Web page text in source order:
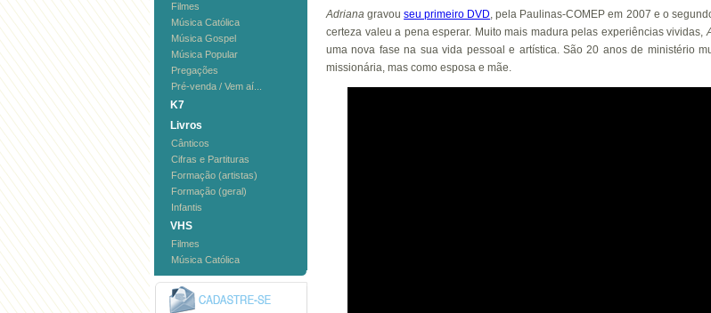
Filmes
Música Católica
Música Gospel
Música Popular
Pregações
Pré-venda / Vem aí...
K7
Livros
Cânticos
Cifras e Partituras
Formação (artistas)
Formação (geral)
Infantis
VHS
Filmes
Música Católica
Adriana gravouseu primeiro DVD, pela Paulinas-COMEP em 2007 e o
certeza valeu a pena esperar. Muito mais madura pelas experiências vividas,
uma nova fase na sua vida pessoal e artística. São 20 anos de ministério
missionária, mas como esposa e mãe.